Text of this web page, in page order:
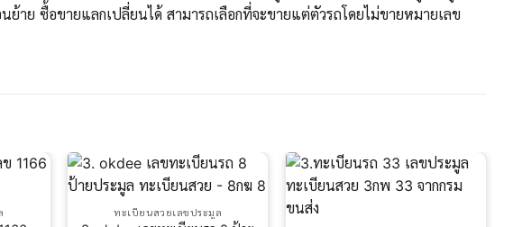
ย ซื้อขายแลกเปลี่ยนได้ สามารถเลือกที่จะขายแต่ตัวรถโดยไม่ขายหมายเลข
ทะเบียนสวยเลขประมูล